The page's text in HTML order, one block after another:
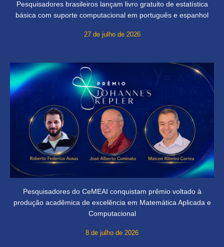
Pesquisadores brasileiros lançam livro gratuito de estatística
básica com suporte computacional em português e espanhol
27 de julho de 2026
Pesquisadores do CeMEAI conquistam prêmio voltado à
produção acadêmica de excelência em Matemática Aplicada e
Computacional
8 de julho de 2026